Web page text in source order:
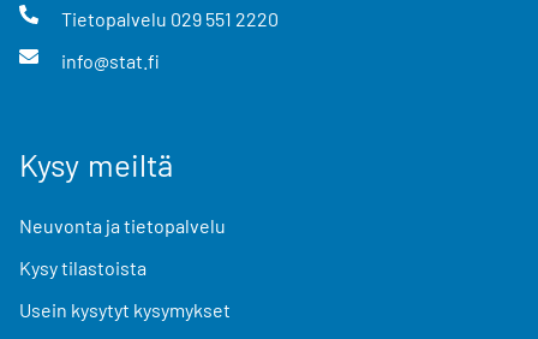
Tietopalvelu 029 551 2220
info@stat.fi
Kysy meiltä
Neuvonta ja tietopalvelu
Kysy tilastoista
Usein kysytyt kysymykset